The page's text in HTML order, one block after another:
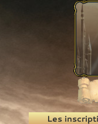
Recherche
Les